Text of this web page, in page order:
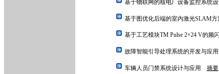
基于物联网的核电厂设备监控系
基于图优化后端的室内激光SLAM
基于工艺模块TM Pulse 2×24 V的
故障智能引导处理系统的开发与
车辆人员门禁系统设计与应用 摘要